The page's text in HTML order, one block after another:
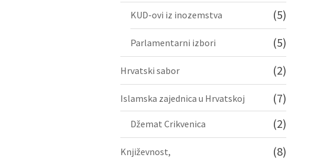
KUD-ovi iz inozemstva (5)
Parlamentarni izbori (5)
Hrvatski sabor (2)
Islamska zajednica u Hrvatskoj (7)
Džemat Crikvenica (2)
Književnost, (8)